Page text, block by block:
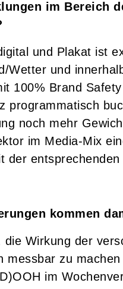
im Bereich
und Plakat ist
Wetter und
100% Brand
programmatisch
noch mehr
im Media-Mix
der
kommen
die Wirkung der
messbar zu
im